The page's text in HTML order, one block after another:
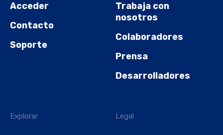
Acceder
Contacto
Soporte
Trabaja con
nosotros
Colaboradores
Prensa
Desarrolladores
Explorar Legal